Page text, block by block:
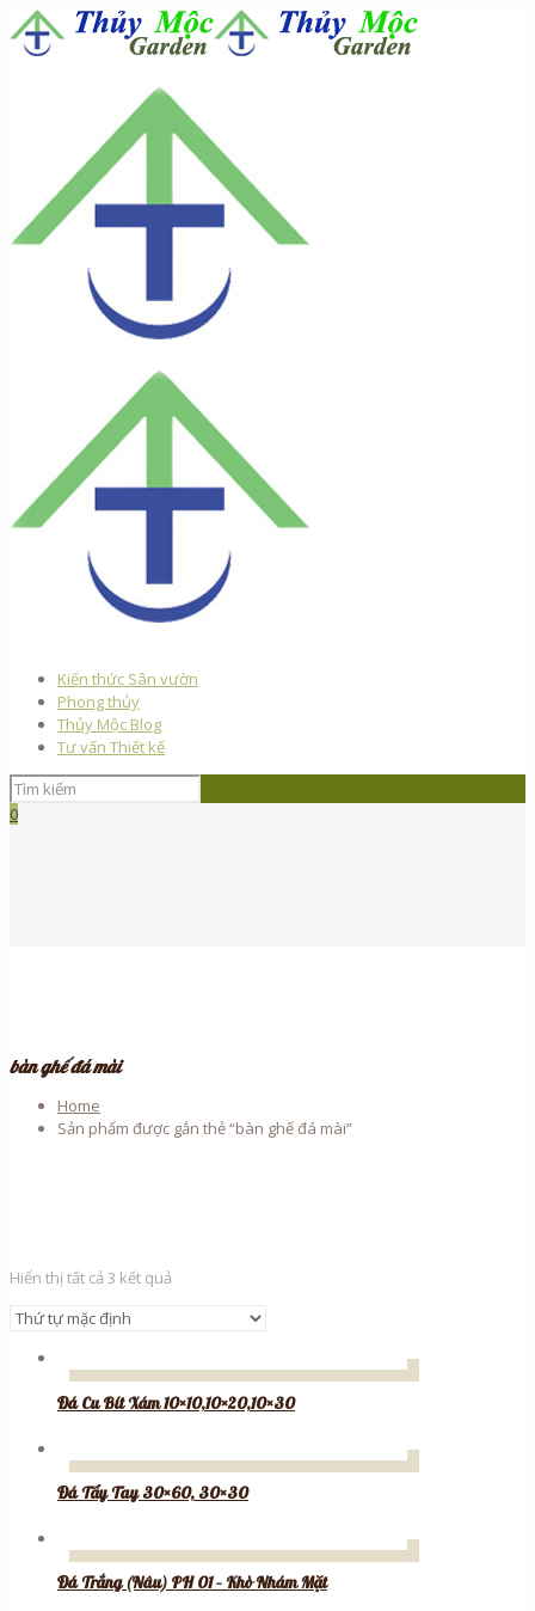
Kiến thức Sân vườn
Phong thủy
Thủy Mộc Blog
Tư vấn Thiết kế
0
bàn ghế đá mài
Home
Sản phẩm được gắn thẻ “bàn ghế đá mài”
Hiển thị tất cả 3 kết quả
Đá Cu Bít Xám 10×10,10×20,10×30
Đá Tẩy Tay 30×60, 30×30
Đá Trắng (Nâu) PH 01 – Khò Nhám Mặt